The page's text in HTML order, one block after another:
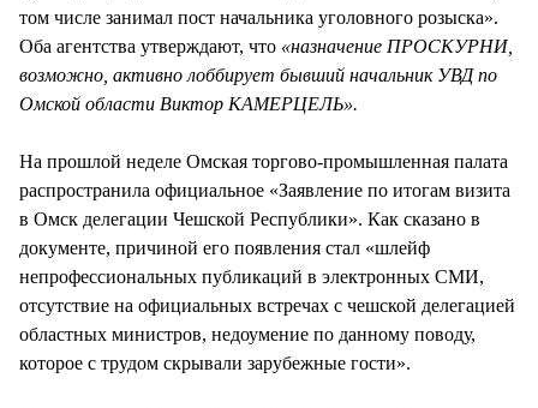
том числе занимал пост начальника уголовного розыска».
Оба агентства утверждают, что «назначение ПРОСКУРНИ,
возможно, активно лоббирует бывший начальник УВД по
Омской области Виктор КАМЕРЦЕЛЬ».
На прошлой неделе Омская торгово-промышленная палата
распространила официальное «Заявление по итогам визита
в Омск делегации Чешской Республики». Как сказано в
документе, причиной его появления стал «шлейф
непрофессиональных публикаций в электронных СМИ,
отсутствие на официальных встречах с чешской делегацией
областных министров, недоумение по данному поводу,
которое с трудом скрывали зарубежные гости».